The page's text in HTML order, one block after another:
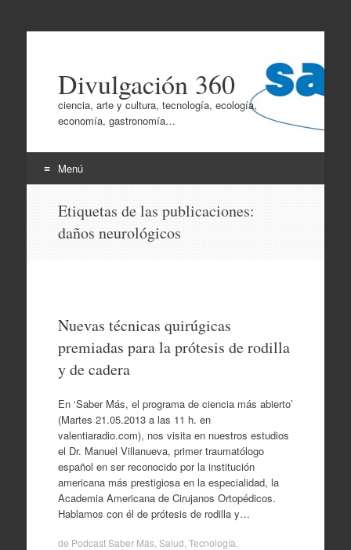
Divulgación 360
ciencia, arte y cultura, tecnología, ecología,
economía, gastronomía…
Menú
contenido
Etiquetas de las publicaciones:
daños neurológicos
Nuevas técnicas quirúgicas
premiadas para la prótesis de rodilla
y de cadera
En ‘Saber Más, el programa de ciencia más abierto’
(Martes 21.05.2013 a las 11 h. en
valentiaradio.com), nos visita en nuestros estudios
el Dr. Manuel Villanueva, primer traumatólogo
español en ser reconocido por la institución
americana más prestigiosa en la especialidad, la
Academia Americana de Cirujanos Ortopédicos.
Hablamos con él de prótesis de rodilla y…
de Podcast Saber Más, Salud Tecnología